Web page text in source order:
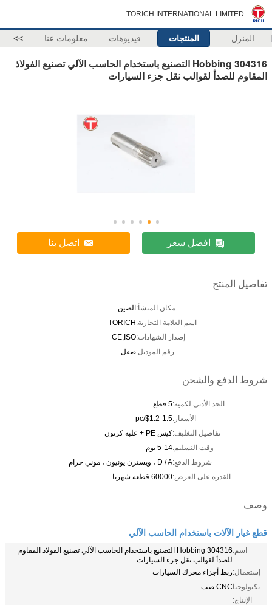
TORICH INTERNATIONAL LIMITED
المنزل المنتجات فيديوهات معلومات عنا >>
304316 Hobbing التصنيع باستخدام الحاسب الآلي تصنيع الفولاذ
المقاوم للصدأ لقوالب نقل جزء السيارات
افضل سعر اتصل بنا
تفاصيل المنتج
مكان المنشأ:الصين
اسم العلامة التجارية:TORICH
إصدار الشهادات:CE,ISO
رقم الموديل:صقل
شروط الدفع والشحن
الحد الأدنى لكمية:5 قطع
الأسعار:$1.2-1.5/pc
تفاصيل التغليف:كيس PE + علبة كرتون
وقت التسليم:5-14 يوم
شروط الدفع:D / A ، ويسترن يونيون ، موني جرام
القدرة على العرض:60000 قطعة شهريا
وصف
قطع غيار الآلات باستخدام الحاسب الآلي
اسم:
304316 Hobbing التصنيع باستخدام الحاسب الآلي تصنيع الفولاذ المقاوم
للصدأ لقوالب نقل جزء السيارات
إستعمال:ربط أجزاء محرك السيارات
تكنولوجيا
الإنتاج:
CNC صب